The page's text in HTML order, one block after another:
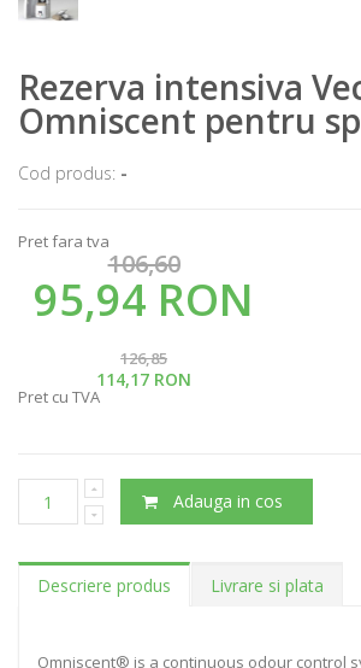
Rezerva intensiva
Omniscent pentru
Cod produs: -
Pret fara tva
106,60
95,94 RON
126,85
114,17 RON
Pret cu TVA
Adauga in cos
Descriere produs Livrare si plata
Omniscent® is a continuous odour control